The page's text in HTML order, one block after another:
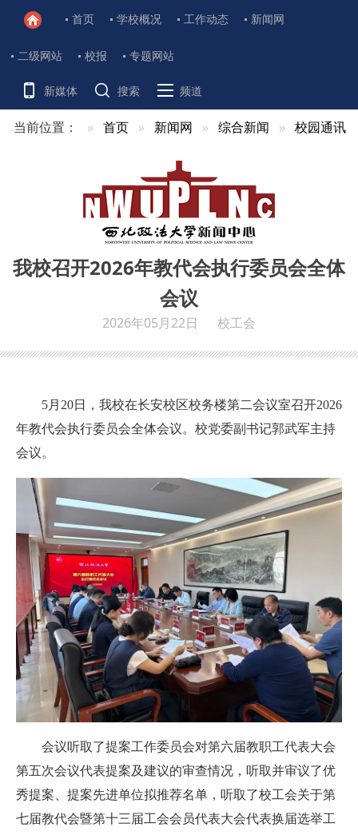
首页 学校概况 工作动态 新闻网
二级网站 校报 专题网站
新媒体 搜索 频道
当前位置： 首页 新闻网 综合新闻 校园通讯
我校召开2026年教代会执行委员会全体
会议
2026年05月22日 校工会
5月20日，我校在长安校区校务楼第二会议室召开2026
年教代会执行委员会全体会议。校党委副书记郭武军主持
会议。
会议听取了提案工作委员会对第六届教职工代表大会
第五次会议代表提案及建议的审查情况，听取并审议了优
秀提案、提案先进单位拟推荐名单，听取了校工会关于第
七届教代会暨第十三届工会会员代表大会代表换届选举工